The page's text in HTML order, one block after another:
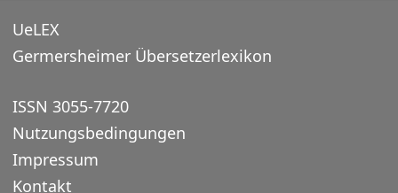
UeLEX
Germersheimer Übersetzerlexikon
ISSN 3055-7720
Nutzungsbedingungen
Impressum
Kontakt